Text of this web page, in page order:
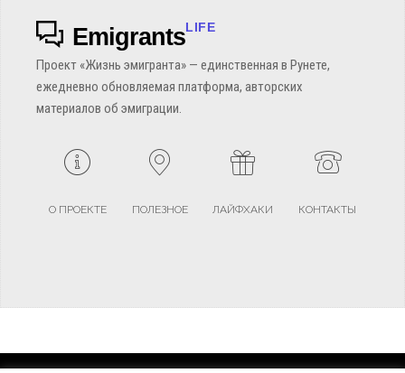
EmigrantsLIFE
Проект «Жизнь эмигранта» — единственная в Рунете,
ежедневно обновляемая платформа, авторских
материалов об эмиграции.
О ПРОЕКТЕ ПОЛЕЗНОЕ ЛАЙФХАКИ КОНТАКТЫ